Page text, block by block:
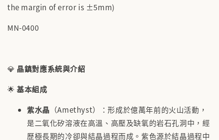
NT$ 388
the margin of error is ±5mm)
MN-0400
💎 晶鎮對應系統與介紹
🌟基本組成
紫水晶 （Amethyst）：形成於億萬年前的火山活動，
是二氧化矽溶液在高溫、高壓及缺氧的岩石孔洞中，經
歷極長期的冷卻與結晶過程而成。紫色源於結晶過程中